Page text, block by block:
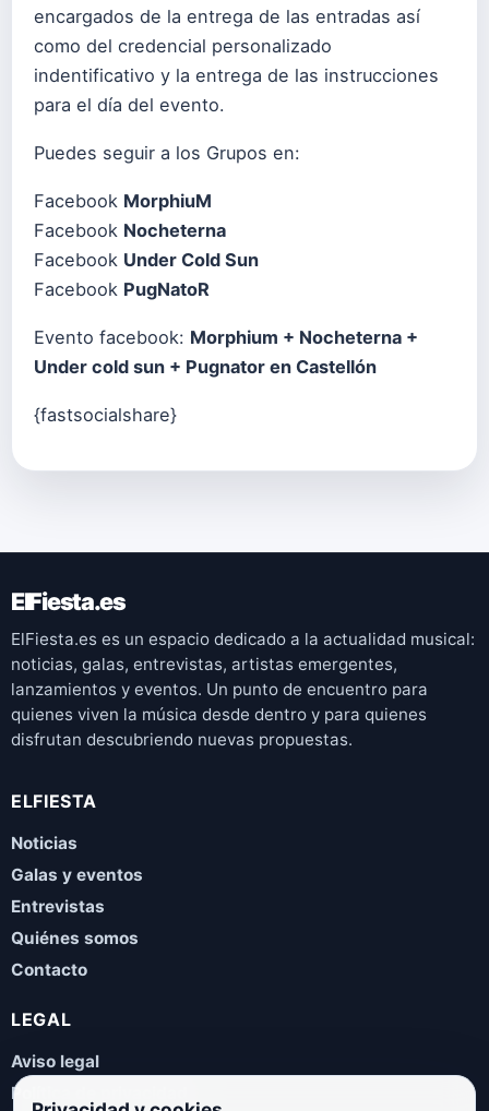
encargados de la entrega de las entradas así
como del credencial personalizado
indentificativo y la entrega de las instrucciones
para el día del evento.
Puedes seguir a los Grupos en:
Facebook MorphiuM
Facebook Nocheterna
Facebook Under Cold Sun
Facebook PugNatoR
Evento facebook: Morphium + Nocheterna +
Under cold sun + Pugnator en Castellón
{fastsocialshare}
ElFiesta.es
ElFiesta.es es un espacio dedicado a la actualidad musical:
noticias, galas, entrevistas, artistas emergentes,
lanzamientos y eventos. Un punto de encuentro para
quienes viven la música desde dentro y para quienes
disfrutan descubriendo nuevas propuestas.
ELFIESTA
Noticias
Galas y eventos
Entrevistas
Quiénes somos
Contacto
LEGAL
Aviso legal
Política de privacidad